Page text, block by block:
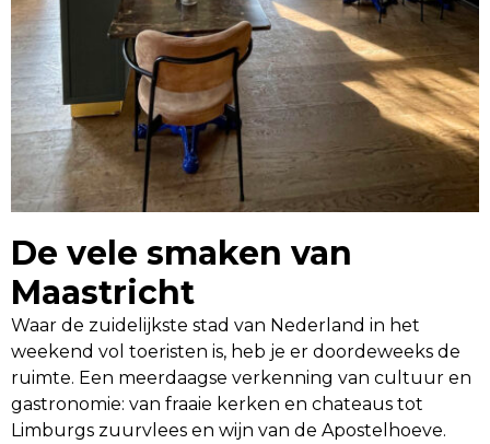
De vele smaken van
Maastricht
Waar de zuidelijkste stad van Nederland in het
weekend vol toeristen is, heb je er doordeweeks de
ruimte. Een meerdaagse verkenning van cultuur en
gastronomie: van fraaie kerken en chateaus tot
Limburgs zuurvlees en wijn van de Apostelhoeve.